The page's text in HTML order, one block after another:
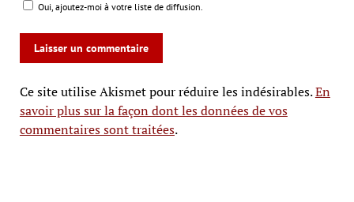
Oui, ajoutez-moi à votre liste de diffusion.
Ce site utilise Akismet pour réduire les indésirables.En
savoir plus sur la façon dont les données de vos
commentaires sont traitées.